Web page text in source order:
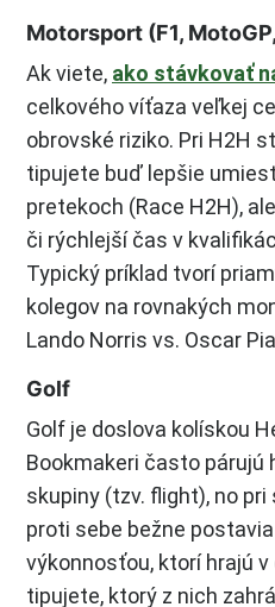
Motorsport (F1,
Ak viete, ako stávkovať
celkového víťaza veľkej
obrovské riziko. Pri H2H
tipujete buď lepšie
pretekoch (Race H2H),
či rýchlejší čas v
Typický príklad tvorí
kolegov na rovnakých
Lando Norris vs. Oscar
Golf
Golf je doslova kolískou
Bookmakeri často párujú
skupiny (tzv. flight), no
proti sebe bežne
výkonnosťou, ktorí hrajú
tipujete, ktorý z nich